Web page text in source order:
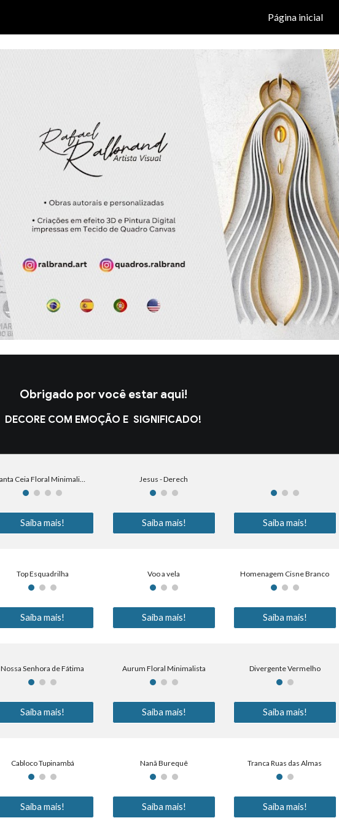
Página inicial
Obrigado por você estar aqui!
DECORE COM EMOÇÃO E SIGNIFICADO!
Santa Ceia Floral Minimalista
Saiba mais!
Jesus - Derech
Saiba mais! Saiba mais!
Top Esquadrilha
Saiba mais!
Voo a vela
Saiba mais!
Homenagem Cisne Branco
Saiba mais!
Nossa Senhora de Fátima
Saiba mais!
Aurum Floral Minimalista
Saiba mais!
Divergente Vermelho
Saiba mais!
Cabloco Tupinambá
Saiba mais!
Nanã Burequê
Saiba mais!
Tranca Ruas das Almas
Saiba mais!